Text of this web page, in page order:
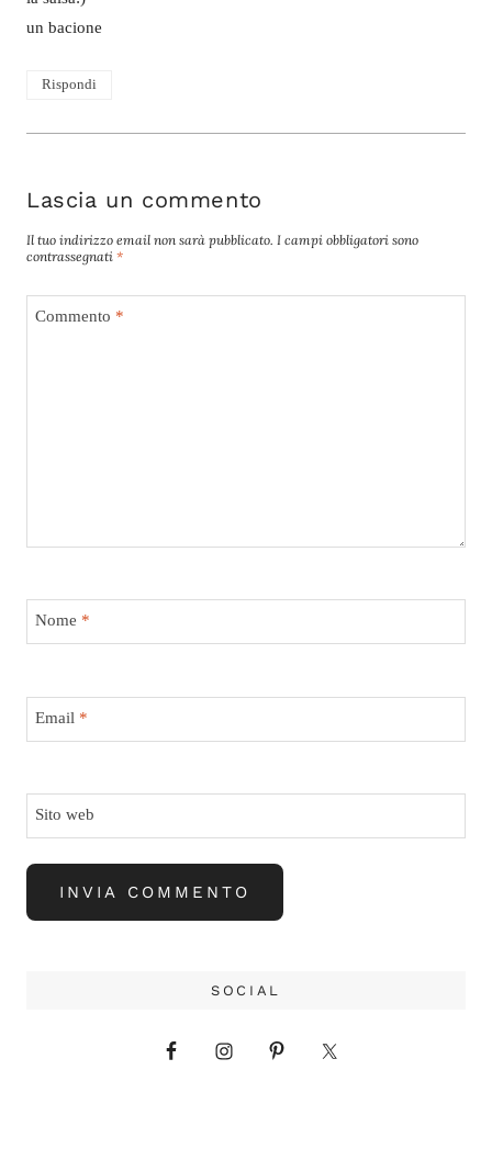
un bacione
Rispondi
Lascia un commento
Il tuo indirizzo email non sarà pubblicato. I campi obbligatori sono
contrassegnati *
Commento *
Nome *
Email *
Sito web
SOCIAL